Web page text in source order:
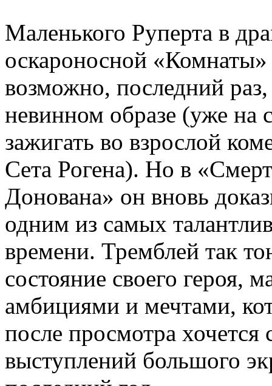
Маленького Руперта в
оскароносной
возможно, последний
невинном образе (уже на
зажигать во взрослой
Сета Рогена). Но в
Донована» он вновь
одним из самых
времени. Тремблей так
состояние своего героя,
амбициями и мечтами,
после просмотра хочется
выступлений большого